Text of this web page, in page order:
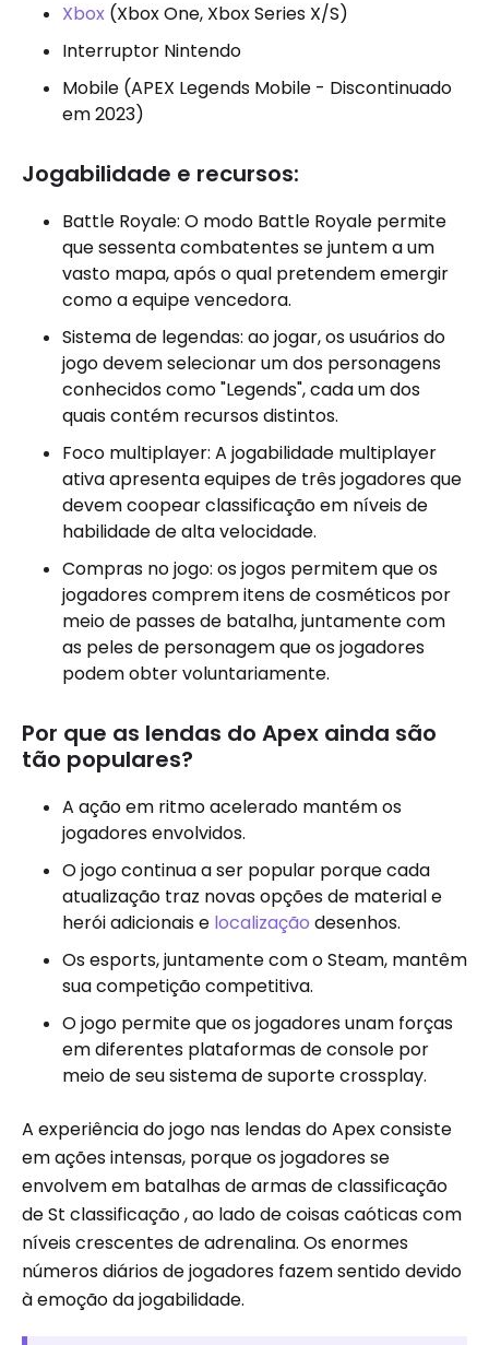
Xbox (Xbox One, Xbox Series X/S)
Interruptor Nintendo
Mobile (APEX Legends Mobile - Discontinuado
em 2023)
Jogabilidade e recursos:
Battle Royale: O modo Battle Royale permite
que sessenta combatentes se juntem a um
vasto mapa, após o qual pretendem emergir
como a equipe vencedora.
Sistema de legendas: ao jogar, os usuários do
jogo devem selecionar um dos personagens
conhecidos como "Legends", cada um dos
quais contém recursos distintos.
Foco multiplayer: A jogabilidade multiplayer
ativa apresenta equipes de três jogadores que
devem coopear classificação em níveis de
habilidade de alta velocidade.
Compras no jogo: os jogos permitem que os
jogadores comprem itens de cosméticos por
meio de passes de batalha, juntamente com
as peles de personagem que os jogadores
podem obter voluntariamente.
Por que as lendas do Apex ainda são
tão populares?
A ação em ritmo acelerado mantém os
jogadores envolvidos.
O jogo continua a ser popular porque cada
atualização traz novas opções de material e
herói adicionais e localização desenhos.
Os esports, juntamente com o Steam, mantêm
sua competição competitiva.
O jogo permite que os jogadores unam forças
em diferentes plataformas de console por
meio de seu sistema de suporte crossplay.
A experiência do jogo nas lendas do Apex consiste
em ações intensas, porque os jogadores se
envolvem em batalhas de armas de classificação
de St classificação , ao lado de coisas caóticas com
níveis crescentes de adrenalina. Os enormes
números diários de jogadores fazem sentido devido
à emoção da jogabilidade.